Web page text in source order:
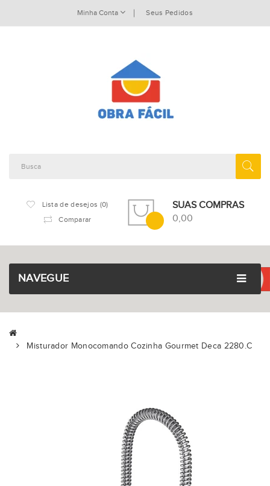
Minha Conta Seus Pedidos
Lista de desejos (0)
Comparar
SUAS COMPRAS
0,00
NAVEGUE
Misturador Monocomando Cozinha Gourmet Deca 2280.C